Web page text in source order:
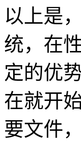
以上是
统，在
定的优
在就开
要文件